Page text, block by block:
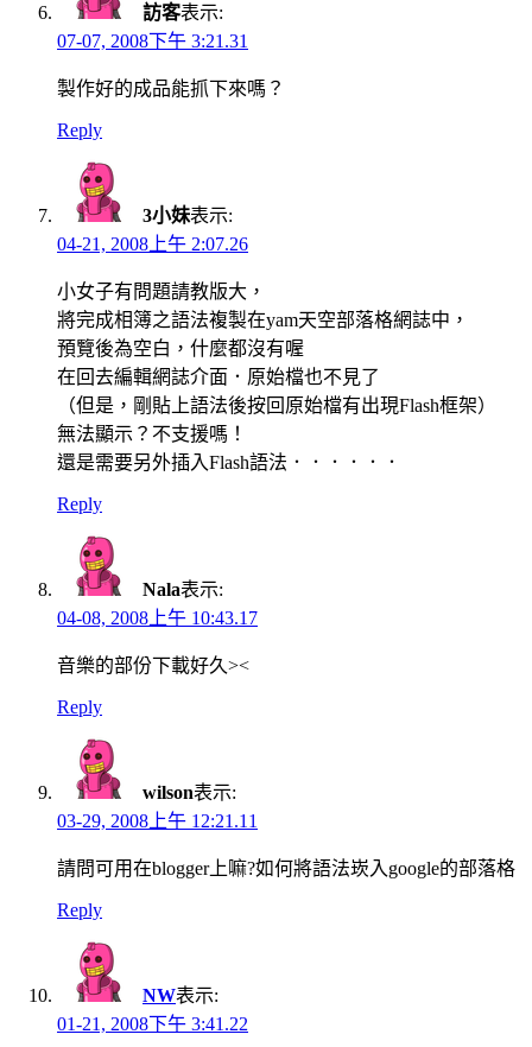
訪客表示:
07-07, 2008下午 3:21.31
製作好的成品能抓下來嗎？
Reply
3小妹表示:
04-21, 2008上午 2:07.26
小女子有問題請教版大，
將完成相簿之語法複製在yam天空部落格網誌中，
預覽後為空白，什麼都沒有喔
在回去編輯網誌介面．原始檔也不見了
（但是，剛貼上語法後按回原始檔有出現Flash框架）
無法顯示？不支援嗎！
還是需要另外插入Flash語法．．．．．．
Reply
Nala表示:
04-08, 2008上午 10:43.17
音樂的部份下載好久><
Reply
wilson表示:
03-29, 2008上午 12:21.11
請問可用在blogger上嘛?如何將語法崁入google的部落格
Reply
NW表示:
01-21, 2008下午 3:41.22